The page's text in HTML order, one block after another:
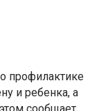
профилактике
и ребенка, а